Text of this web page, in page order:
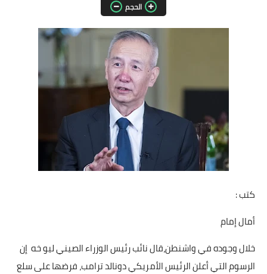
مقالات واراء
محافظات
القاهرة
القليوبية
الجيزة
الاسكندرية
شمال سيناء
الحجم
كتب :
أمال إمام
خلال وجوده في واشنطن،قال نائب رئيس الوزراء الصيني ليو خه إن
الرسوم التي أعلن الرئيس الأمريكي دونالد ترامب، فرضها على سلع